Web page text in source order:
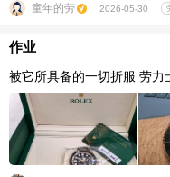
童年的劳 2026-05-30
作业
被它所具备的一切折服 劳力